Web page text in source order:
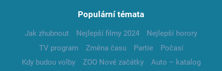
Populární témata
Jak zhubnout Nejlepší filmy 2024
Nejlepší horory
TV program
Změna času Partie
Počasí
Kdy budou volby
ZOO Nové začátky
Auto – katalog